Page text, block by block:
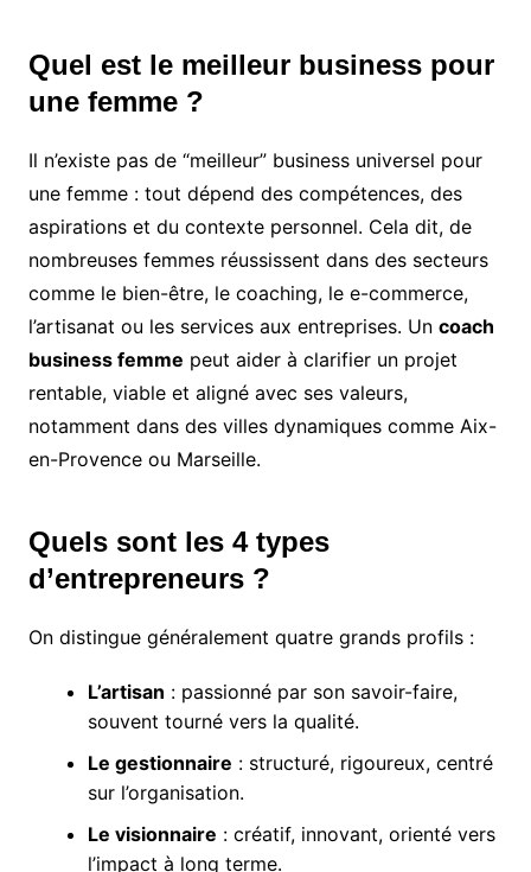
Quel est le meilleur business pour
une femme ?
Il n’existe pas de “meilleur” business universel pour
une femme : tout dépend des compétences, des
aspirations et du contexte personnel. Cela dit, de
nombreuses femmes réussissent dans des secteurs
comme le bien-être, le coaching, le e-commerce,
l’artisanat ou les services aux entreprises. Un coach
business femme peut aider à clarifier un projet
rentable, viable et aligné avec ses valeurs,
notamment dans des villes dynamiques comme Aix-
en-Provence ou Marseille.
Quels sont les 4 types
d’entrepreneurs ?
On distingue généralement quatre grands profils :
L’artisan : passionné par son savoir-faire,
souvent tourné vers la qualité.
Le gestionnaire : structuré, rigoureux, centré
sur l’organisation.
Le visionnaire : créatif, innovant, orienté vers
l’impact à long terme.